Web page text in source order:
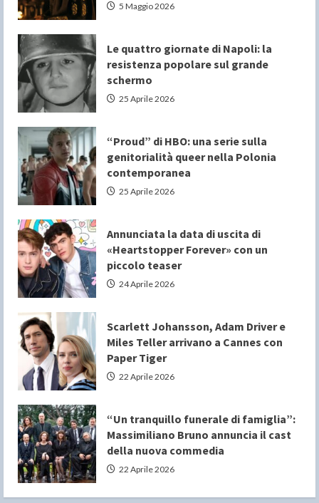
5 Maggio 2026
Le quattro giornate di Napoli: la
resistenza popolare sul grande
schermo
25 Aprile 2026
“Proud” di HBO: una serie sulla
genitorialità queer nella Polonia
contemporanea
25 Aprile 2026
Annunciata la data di uscita di
«Heartstopper Forever» con un
piccolo teaser
24 Aprile 2026
Scarlett Johansson, Adam Driver e
Miles Teller arrivano a Cannes con
Paper Tiger
22 Aprile 2026
“Un tranquillo funerale di famiglia”:
Massimiliano Bruno annuncia il cast
della nuova commedia
22 Aprile 2026